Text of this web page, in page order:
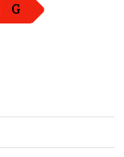
G